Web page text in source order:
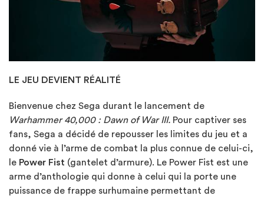
LE JEU DEVIENT RÉALITÉ
Bienvenue chez Sega durant le lancement de
Warhammer 40,000 : Dawn of War III. Pour captiver ses
fans, Sega a décidé de repousser les limites du jeu et a
donné vie à l’arme de combat la plus connue de celui-ci,
le Power Fist (gantelet d’armure). Le Power Fist est une
arme d’anthologie qui donne à celui qui la porte une
puissance de frappe surhumaine permettant de